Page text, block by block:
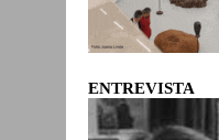
ENTREVISTA